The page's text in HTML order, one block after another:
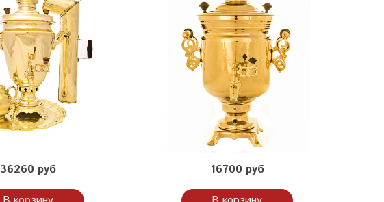
36260 руб
16700 руб